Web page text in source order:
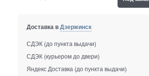
Доставка вДзержинск
СДЭК (до пункта выдачи)
СДЭК (курьером до двери)
Яндекс Доставка (до пункта выдачи)